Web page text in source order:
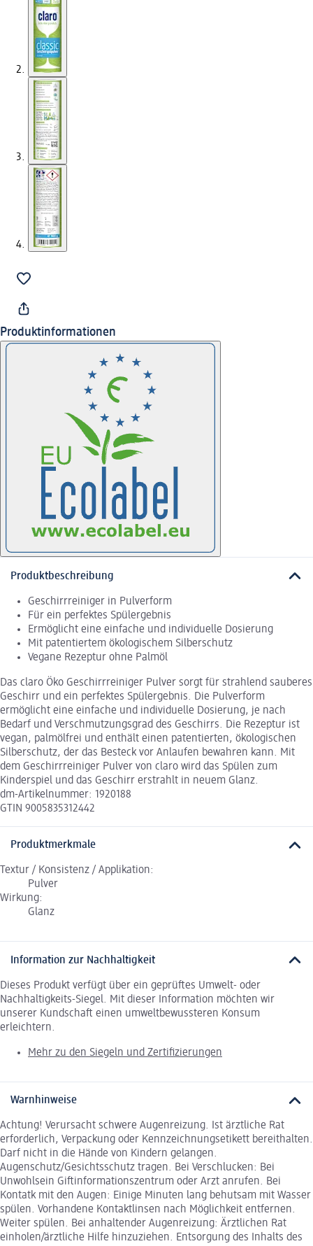
Produktinformationen
Produktbeschreibung
Geschirrreiniger in Pulverform
Für ein perfektes Spülergebnis
Ermöglicht eine einfache und individuelle Dosierung
Mit patentiertem ökologischem Silberschutz
Vegane Rezeptur ohne Palmöl
Das claro Öko Geschirrreiniger Pulver sorgt für strahlend sauberes
Geschirr und ein perfektes Spülergebnis. Die Pulverform
ermöglicht eine einfache und individuelle Dosierung, je nach
Bedarf und Verschmutzungsgrad des Geschirrs. Die Rezeptur ist
vegan, palmölfrei und enthält einen patentierten, ökologischen
Silberschutz, der das Besteck vor Anlaufen bewahren kann. Mit
dem Geschirrreiniger Pulver von claro wird das Spülen zum
Kinderspiel und das Geschirr erstrahlt in neuem Glanz.
dm-Artikelnummer: 1920188
GTIN 9005835312442
Produktmerkmale
Textur / Konsistenz / Applikation:
Pulver
Wirkung:
Glanz
Information zur Nachhaltigkeit
Dieses Produkt verfügt über ein geprüftes Umwelt- oder
Nachhaltigkeits-Siegel. Mit dieser Information möchten wir
unserer Kundschaft einen umweltbewussteren Konsum
erleichtern.
Mehr zu den Siegeln und Zertifizierungen
Warnhinweise
Achtung! Verursacht schwere Augenreizung. Ist ärztliche Rat
erforderlich, Verpackung oder Kennzeichnungsetikett bereithalten.
Darf nicht in die Hände von Kindern gelangen.
Augenschutz/Gesichtsschutz tragen. Bei Verschlucken: Bei
Unwohlsein Giftinformationszentrum oder Arzt anrufen. Bei
Kontatk mit den Augen: Einige Minuten lang behutsam mit Wasser
spülen. Vorhandene Kontaktlinsen nach Möglichkeit entfernen.
Weiter spülen. Bei anhaltender Augenreizung: Ärztlichen Rat
einholen/ärztliche Hilfe hinzuziehen. Entsorgung des Inhalts des